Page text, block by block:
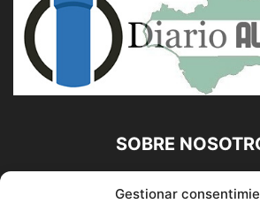
Gestionar
SOBRE
Diario Alhaurín
Francisco E. López López | 639 95